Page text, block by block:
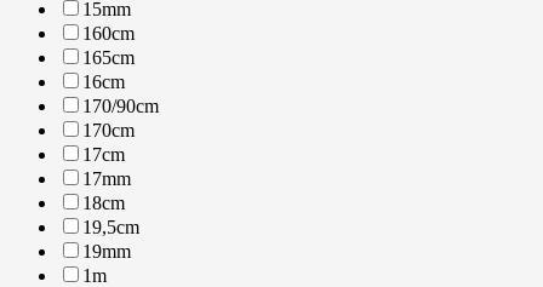
15mm
160cm
165cm
16cm
170/90cm
170cm
17cm
17mm
18cm
19,5cm
19mm
1m